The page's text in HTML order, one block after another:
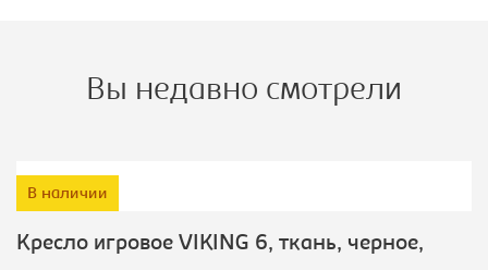
Вы недавно смотрели
В наличии
Кресло игровое VIKING 6, ткань, черное,